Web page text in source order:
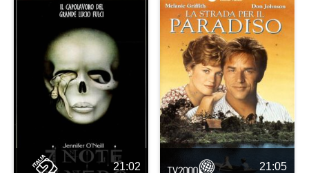
21:02 21:05